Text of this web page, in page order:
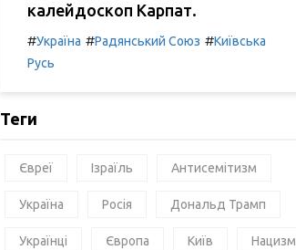
калейдоскоп Карпат.
#Україна #Радянський Союз #Київська
Русь
Теги
Євреї Ізраїль Антисемітизм
Україна Росія Дональд Трамп
Українці Європа Київ Нацизм